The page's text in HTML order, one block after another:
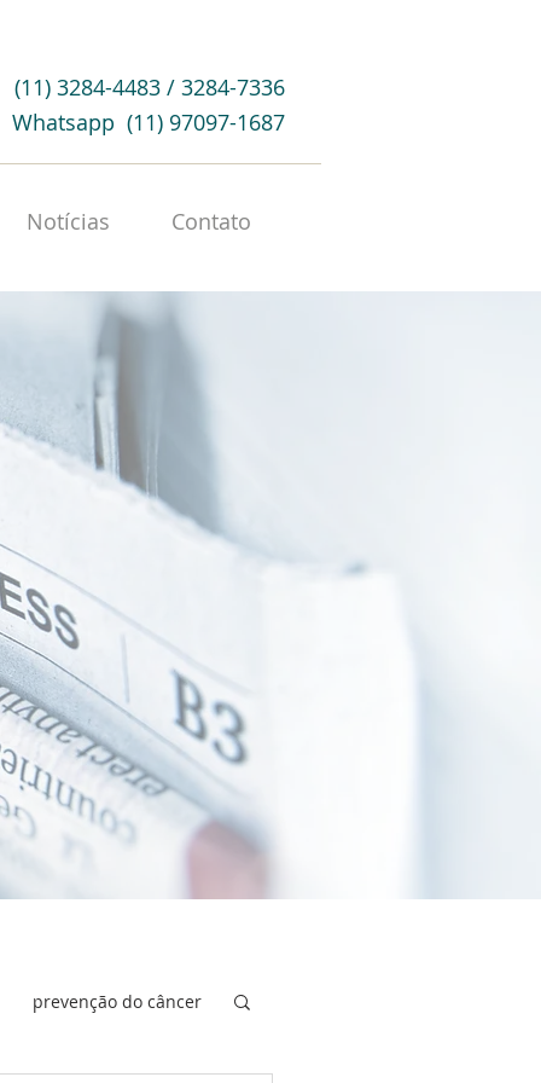
(11) 3284-4483 / 3284-7336
Whatsapp (11) 97097-1687
Notícias Contato
prevenção do câncer